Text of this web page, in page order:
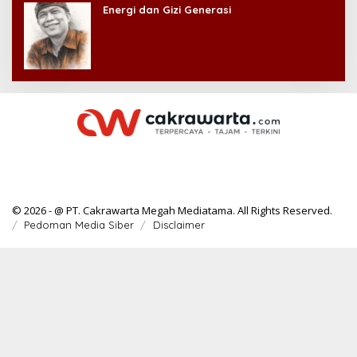
Energi dan Gizi Generasi
© 2026 - @ PT. Cakrawarta Megah Mediatama. All Rights Reserved.
Pedoman Media Siber Disclaimer